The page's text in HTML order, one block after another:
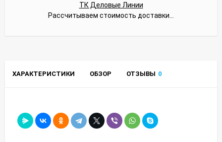
ТК Деловые Линии
Рассчитываем стоимость доставки...
ХАРАКТЕРИСТИКИ ОБЗОР ОТЗЫВЫ 0